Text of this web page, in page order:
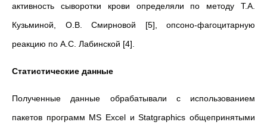
активность сыворотки крови определяли по методу Т.А.
Кузьминой, О.В. Смирновой [5], опсоно-фагоцитарную
реакцию по А.С. Лабинской [4].
Статистические данные
Полученные данные обрабатывали с использованием
пакетов программ MS Excel и Statgraphics общепринятыми